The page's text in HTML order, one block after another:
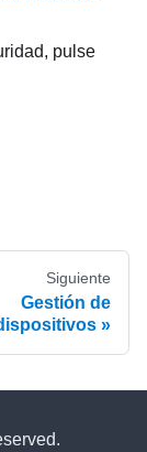
pulse
Siguiente
Gestión de